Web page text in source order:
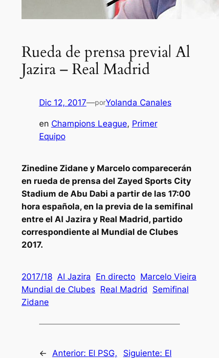
Rueda de prensa previa| Al
Jazira – Real Madrid
Dic 12, 2017—porYolanda Canales
en Champions League, Primer
Equipo
Zinedine Zidane y Marcelo comparecerán
en rueda de prensa del Zayed Sports City
Stadium de Abu Dabi a partir de las 17:00
hora española, en la previa de la semifinal
entre el Al Jazira y Real Madrid, partido
correspondiente al Mundial de Clubes
2017.
2017/18 Al Jazira En directo Marcelo Vieira
Mundial de Clubes Real Madrid
Semifinal
Zidane
← Anterior: El PSG,
Siguiente: El